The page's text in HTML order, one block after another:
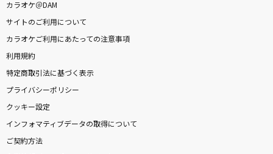
カラオケ＠DAM
サイトのご利用について
カラオケご利用にあたっての注意事項
利用規約
特定商取引法に基づく表示
プライバシーポリシー
クッキー設定
インフォマティブデータの取得について
ご契約方法